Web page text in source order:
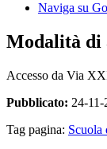
Naviga su
Modalità di
Accesso da Via
Pubblicato: 24-
Tag pagina: Scuola